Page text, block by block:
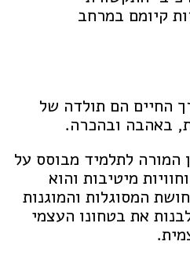
קיומם במרחב
החיים הם תולדה של
באהבה ובהכרה.
לתלמיד מבוסס על
מיטיבות והוא
המסוגלות והמוגנות
את בטחונו העצמי